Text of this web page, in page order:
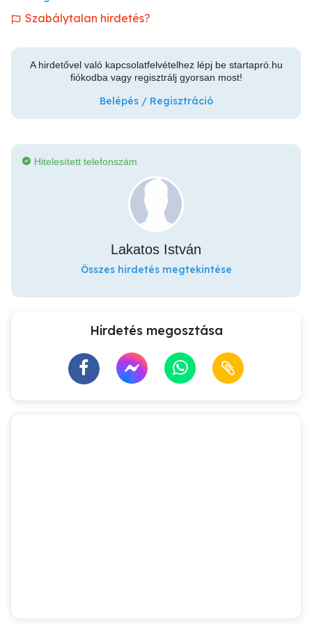
Szabálytalan hirdetés?
A hirdetővel való kapcsolatfelvételhez lépj be startapró.hu
fiókodba vagy regisztrálj gyorsan most!
Belépés / Regisztráció
Hitelesített telefonszám
Lakatos István
Összes hirdetés megtekintése
Hirdetés megosztása